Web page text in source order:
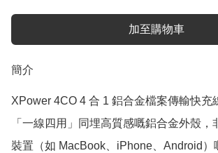
加至購物車
簡介
XPower 4CO 4 合 1 鋁合金檔案傳輸快充
「一線四用」同埋高質感嘅鋁合金外殼
裝置（如 MacBook、iPhone、Android）